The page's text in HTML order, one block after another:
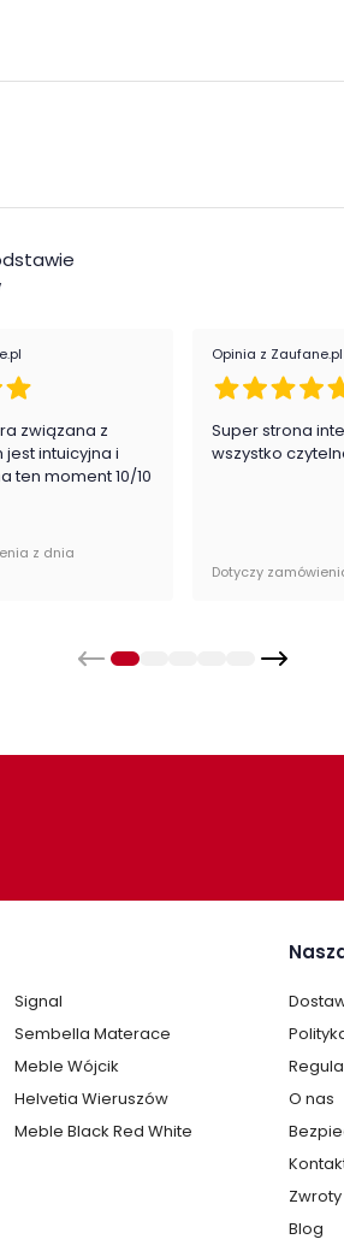
otrzymujesz element
go w tapicerowany, miękki
związana z
intuicyjna i
ten moment 10/10
z dnia
Opinia z Zaufane.pl
Super strona
wszystko
Dotyczy
Signal
Sembella Materace
Meble Wójcik
Helvetia Wieruszów
Meble Black Red White
O nas
Blog